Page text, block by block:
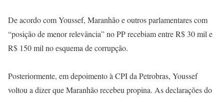
De acordo com Youssef, Maranhão e outros parlamentares com
“posição de menor relevância” no PP recebiam entre R$ 30 mil e
R$ 150 mil no esquema de corrupção.
Posteriormente, em depoimento à CPI da Petrobras, Youssef
voltou a dizer que Maranhão recebeu propina. As declarações do